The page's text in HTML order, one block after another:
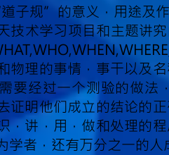
子规”的意义，用途及
技术学习项目和主题讲
物理的事情，事干以及
要经过一个测验的做
证明他们成立的结论的
，讲，用，做和处理的
学者，还有万分之一的